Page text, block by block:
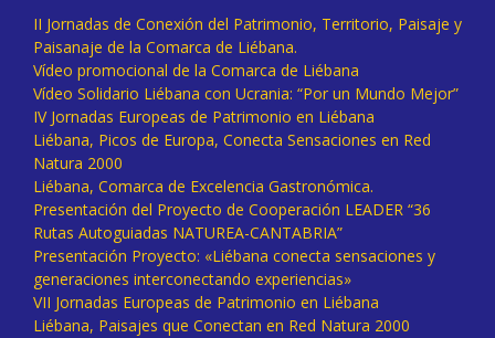
II Jornadas de Conexión del Patrimonio, Territorio, Paisaje y
Paisanaje de la Comarca de Liébana.
Vídeo promocional de la Comarca de Liébana
Vídeo Solidario Liébana con Ucrania: “Por un Mundo Mejor”
IV Jornadas Europeas de Patrimonio en Liébana
Liébana, Picos de Europa, Conecta Sensaciones en Red
Natura 2000
Liébana, Comarca de Excelencia Gastronómica.
Presentación del Proyecto de Cooperación LEADER “36
Rutas Autoguiadas NATUREA-CANTABRIA”
Presentación Proyecto: «Liébana conecta sensaciones y
generaciones interconectando experiencias»
VII Jornadas Europeas de Patrimonio en Liébana
Liébana, Paisajes que Conectan en Red Natura 2000